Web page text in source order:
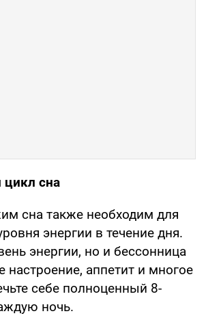
цикл сна
сна также необходим для
энергии в течение дня.
энергии, но и бессонница
настроение, аппетит и многое
себе полноценный 8-
ночь.